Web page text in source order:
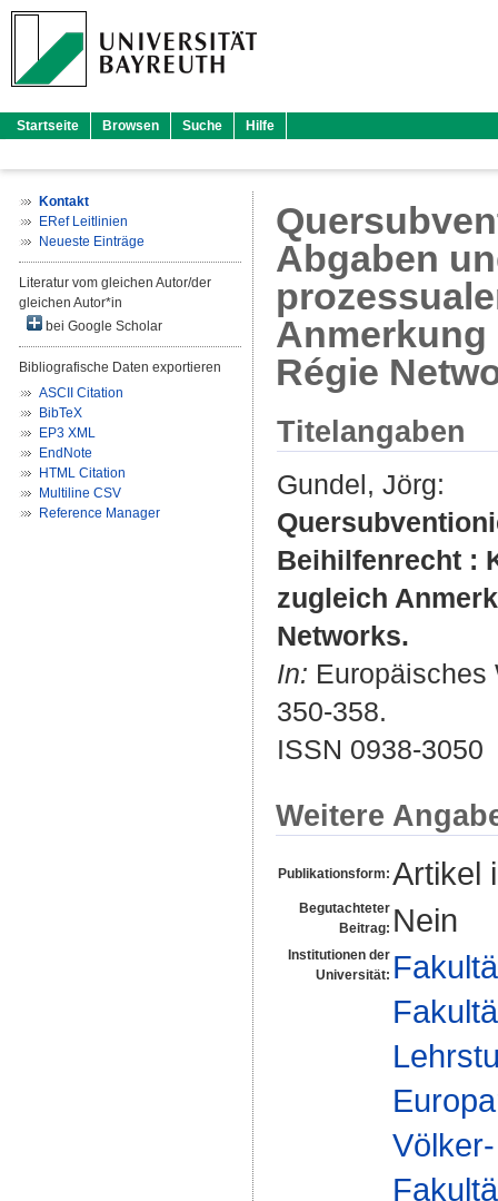
Startseite Browsen Suche Hilfe
Kontakt
ERef Leitlinien
Neueste Einträge
Literatur vom gleichen Autor/der
gleichen Autor*in
bei Google Scholar
Bibliografische Daten exportieren
ASCII Citation
BibTeX
EP3 XML
EndNote
HTML Citation
Multiline CSV
Reference Manager
Abgaben
Anmerkung
Régie
Titelangaben
Gundel, Jörg:
Beihilfenrecht :
zugleich
Networks.
In: Europäisches
350-358.
ISSN 0938-3050
Weitere
Publikationsform: Artikel
Begutachteter
Beitrag: Nein
Institutionen der
Universität: